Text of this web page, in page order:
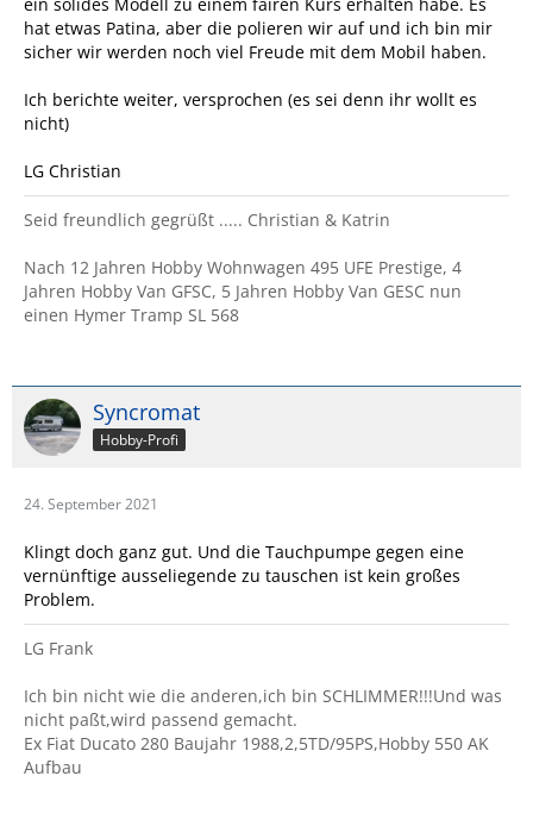
ein solides Modell zu einem fairen Kurs erhalten habe. Es
hat etwas Patina, aber die polieren wir auf und ich bin mir
sicher wir werden noch viel Freude mit dem Mobil haben.
Ich berichte weiter, versprochen (es sei denn ihr wollt es
nicht)
LG Christian
Seid freundlich gegrüßt ..... Christian & Katrin
Nach 12 Jahren Hobby Wohnwagen 495 UFE Prestige, 4
Jahren Hobby Van GFSC, 5 Jahren Hobby Van GESC nun
einen Hymer Tramp SL 568
Syncromat
Hobby-Profi
24. September 2021
Klingt doch ganz gut. Und die Tauchpumpe gegen eine
vernünftige ausseliegende zu tauschen ist kein großes
Problem.
LG Frank
Ich bin nicht wie die anderen,ich bin SCHLIMMER!!!Und was
nicht paßt,wird passend gemacht.
Ex Fiat Ducato 280 Baujahr 1988,2,5TD/95PS,Hobby 550 AK
Aufbau